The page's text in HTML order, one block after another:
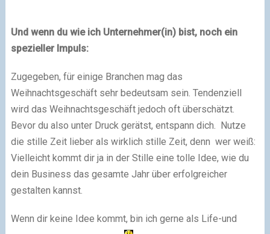
Und wenn du wie ich Unternehmer(in) bist, noch ein
spezieller Impuls:
Zugegeben, für einige Branchen mag das
Weihnachtsgeschäft sehr bedeutsam sein. Tendenziell
wird das Weihnachtsgeschäft jedoch oft überschätzt.
Bevor du also unter Druck gerätst, entspann dich. Nutze
die stille Zeit lieber als wirklich stille Zeit, denn wer weiß:
Vielleicht kommt dir ja in der Stille eine tolle Idee, wie du
dein Business das gesamte Jahr über erfolgreicher
gestalten kannst.
Wenn dir keine Idee kommt, bin ich gerne als Life-und